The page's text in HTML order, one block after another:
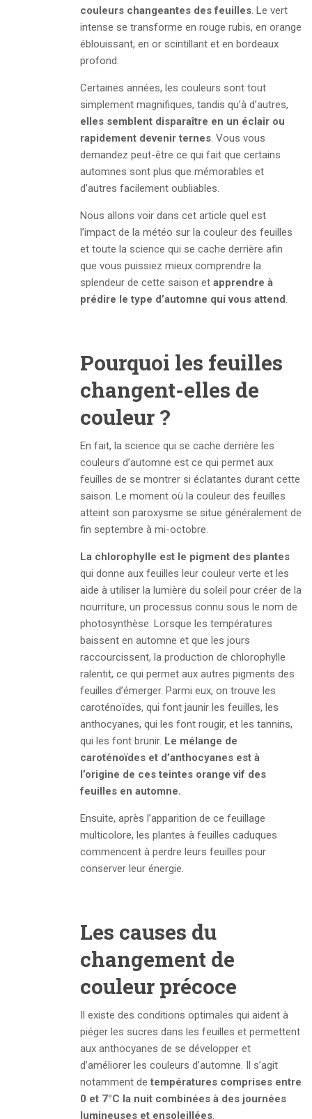
couleurs changeantes des feuilles. Le vert
intense se transforme en rouge rubis, en orange
éblouissant, en or scintillant et en bordeaux
profond.
Certaines années, les couleurs sont tout
simplement magnifiques, tandis qu’à d’autres,
elles semblent disparaître en un éclair ou
rapidement devenir ternes. Vous vous
demandez peut-être ce qui fait que certains
automnes sont plus que mémorables et
d’autres facilement oubliables.
Nous allons voir dans cet article quel est
l’impact de la météo sur la couleur des feuilles
et toute la science qui se cache derrière afin
que vous puissiez mieux comprendre la
splendeur de cette saison et apprendre à
prédire le type d’automne qui vous attend.
Pourquoi les feuilles
changent-elles de
couleur ?
En fait, la science qui se cache derrière les
couleurs d’automne est ce qui permet aux
feuilles de se montrer si éclatantes durant cette
saison. Le moment où la couleur des feuilles
atteint son paroxysme se situe généralement de
fin septembre à mi-octobre.
La chlorophylle est le pigment des plantes
qui donne aux feuilles leur couleur verte et les
aide à utiliser la lumière du soleil pour créer de la
nourriture, un processus connu sous le nom de
photosynthèse. Lorsque les températures
baissent en automne et que les jours
raccourcissent, la production de chlorophylle
ralentit, ce qui permet aux autres pigments des
feuilles d’émerger. Parmi eux, on trouve les
caroténoïdes, qui font jaunir les feuilles, les
anthocyanes, qui les font rougir, et les tannins,
qui les font brunir. Le mélange de
caroténoïdes et d’anthocyanes est à
l’origine de ces teintes orange vif des
feuilles en automne.
Ensuite, après l’apparition de ce feuillage
multicolore, les plantes à feuilles caduques
commencent à perdre leurs feuilles pour
conserver leur énergie.
Les causes du
changement de
couleur précoce
Il existe des conditions optimales qui aident à
piéger les sucres dans les feuilles et permettent
aux anthocyanes de se développer et
d’améliorer les couleurs d’automne. Il s’agit
notamment de températures comprises entre
0 et 7°C la nuit combinées à des journées
lumineuses et ensoleillées.